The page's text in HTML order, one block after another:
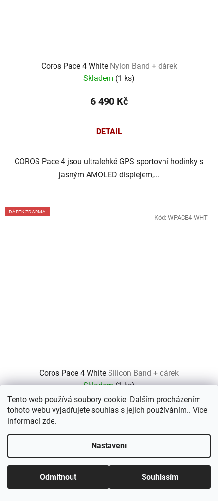
Tento web používá soubory cookie. Dalším procházením
tohoto webu vyjadřujete souhlas s jejich používáním.. Více
informací zde.
Nastavení
Odmítnout Souhlasím
Coros Pace 4 White Nylon Band + dárek
Skladem (1 ks)
6 490 Kč
DETAIL
COROS Pace 4 jsou ultralehké GPS sportovní hodinky s
jasným AMOLED displejem,...
DÁREK ZDARMA
Coros Pace 4 White Silicon Band + dárek
Skladem(1 ks)
6 490 Kč
COROS Pace 4 jsou ultralehké GPS sportovní hodinky s
Kód: WPACE4-WHT